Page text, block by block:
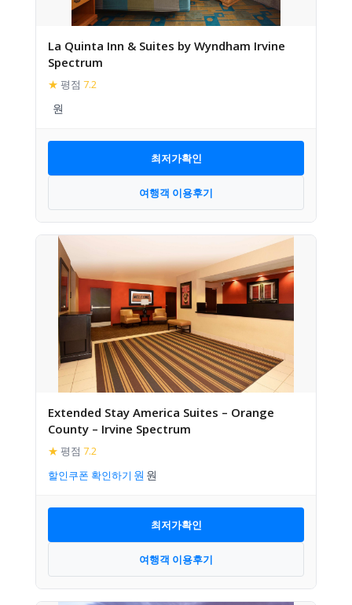
La Quinta Inn & Suites by Wyndham Irvine
Spectrum
★ 평점 7.2
최저가확인
여행객 이용후기
Extended Stay America Suites – Orange
County – Irvine Spectrum
★ 평점 7.2
할인쿠폰 확인하기
최저가확인
여행객 이용후기